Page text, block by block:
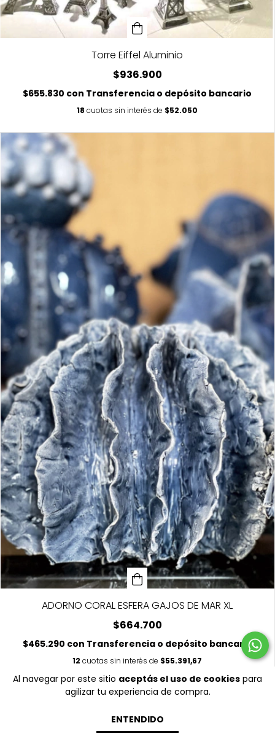
Al navegar por este sitio aceptás el uso de cookies para
agilizar tu experiencia de compra.
ENTENDIDO
Torre Eiffel Aluminio
$936.900
$655.830 con Transferencia o depósito bancario
18 cuotas sin interés de $52.050
ADORNO CORAL ESFERA GAJOS DE MAR XL
$664.700
$465.290 con Transferencia o depósito bancario
12 cuotas sin interés de $55.391,67